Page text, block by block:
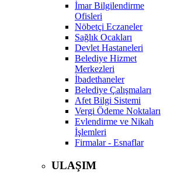
İmar Bilgilendirme
Ofisleri
Nöbetçi Eczaneler
Sağlık Ocakları
Devlet Hastaneleri
Belediye Hizmet
Merkezleri
İbadethaneler
Belediye Çalışmaları
Afet Bilgi Sistemi
Vergi Ödeme Noktaları
Evlendirme ve Nikah
İşlemleri
Firmalar - Esnaflar
ULAŞIM